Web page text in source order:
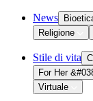
News
Religione
Stile di vita
For Her
Virtuale